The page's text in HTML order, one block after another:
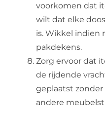
voorkomen dat
wilt dat elke
is. Wikkel indien
pakdekens.
Zorg ervoor dat
de rijdende
geplaatst
andere